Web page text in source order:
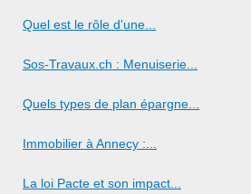
Quel est le rôle d'une...
Sos-Travaux.ch : Menuiserie...
Quels types de plan épargne...
Immobilier à Annecy :...
La loi Pacte et son impact...